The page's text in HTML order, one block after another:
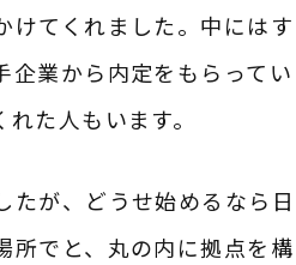
けてくれました。中にはす
企業から内定をもらってい
た人もいます。
たが、どうせ始めるなら日
所でと、丸の内に拠点を構